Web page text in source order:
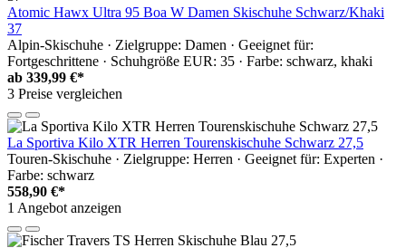
Atomic Hawx Ultra 95 Boa W Damen Skischuhe Schwarz/Khaki
37
Alpin-Skischuhe · Zielgruppe: Damen · Geeignet für:
Fortgeschrittene · Schuhgröße EUR: 35 · Farbe: schwarz, khaki
ab 339,99 €*
3 Preise vergleichen
La Sportiva Kilo XTR Herren Tourenskischuhe Schwarz 27,5
Touren-Skischuhe · Zielgruppe: Herren · Geeignet für: Experten ·
Farbe: schwarz
558,90 €*
1 Angebot anzeigen